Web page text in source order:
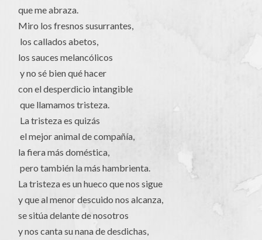
que me abraza.
Miro los fresnos susurrantes,
los callados abetos,
los sauces melancólicos
y no sé bien qué hacer
con el desperdicio intangible
que llamamos tristeza.
La tristeza es quizás
el mejor animal de compañía,
la fiera más doméstica,
pero también la más hambrienta.
La tristeza es un hueco que nos sigue
y que al menor descuido nos alcanza,
se sitúa delante de nosotros
y nos canta su nana de desdichas,